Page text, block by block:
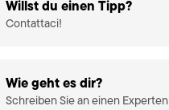
Willst du einen Tipp?
Contattaci!
Wie geht es dir?
Schreiben Sie an einen Experten